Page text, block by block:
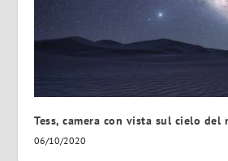
Tess, camera con vista sul cielo del
06/10/2020